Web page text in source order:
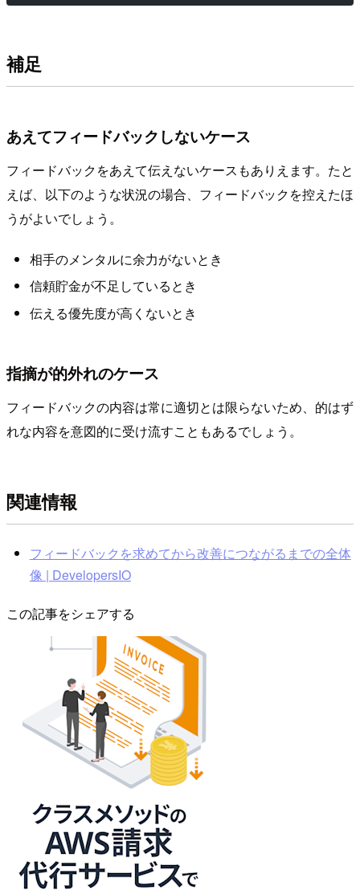
補足
あえてフィードバックしないケース
フィードバックをあえて伝えないケースもありえます。たと
えば、以下のような状況の場合、フィードバックを控えたほ
うがよいでしょう。
相手のメンタルに余力がないとき
信頼貯金が不足しているとき
伝える優先度が高くないとき
指摘が的外れのケース
フィードバックの内容は常に適切とは限らないため、的はず
れな内容を意図的に受け流すこともあるでしょう。
関連情報
フィードバックを求めてから改善につながるまでの全体
像 | DevelopersIO
この記事をシェアする